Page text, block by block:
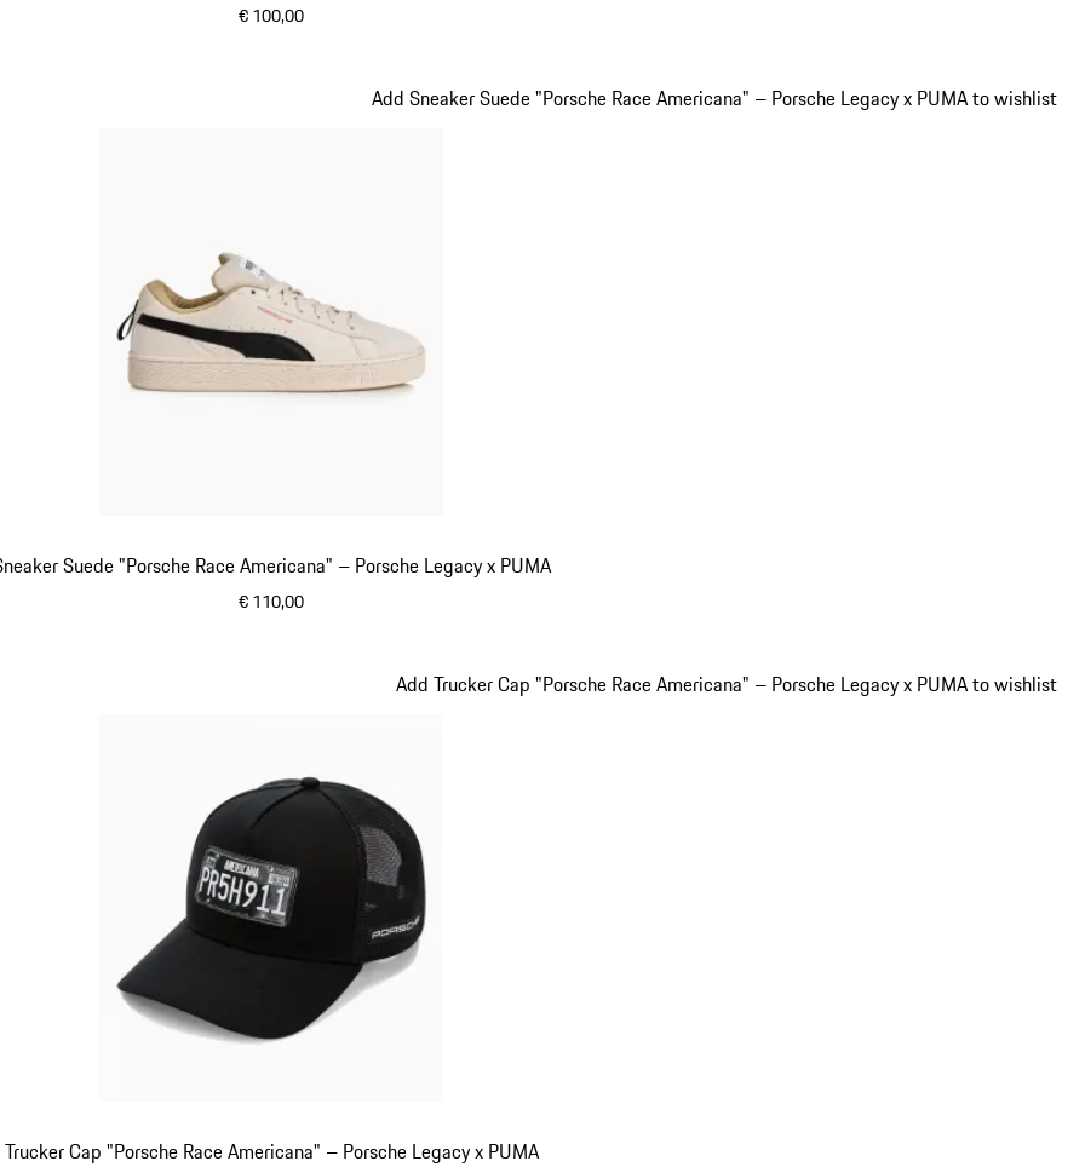
€ 100,00
Suede "Porsche Race Americana" – Porsche Legacy x PUMA
€ 110,00
Add Sneaker Suede "Porsche Race Americana" – Porsche Legacy x PUMA to wishlist
Trucker Cap "Porsche Race Americana" – Porsche Legacy x PUMA
Add Trucker Cap "Porsche Race Americana" – Porsche Legacy x PUMA to wishlist